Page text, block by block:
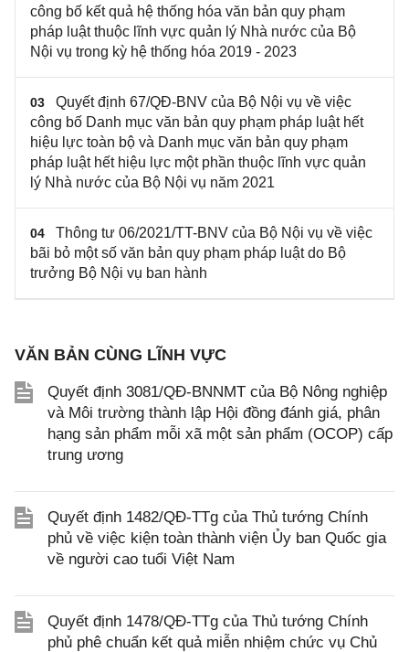
công bố kết quả hệ thống hóa văn bản quy phạm
pháp luật thuộc lĩnh vực quản lý Nhà nước của Bộ
Nội vụ trong kỳ hệ thống hóa 2019 - 2023
03
Quyết định 67/QĐ-BNV của Bộ Nội vụ về việc
công bố Danh mục văn bản quy phạm pháp luật hết
hiệu lực toàn bộ và Danh mục văn bản quy phạm
pháp luật hết hiệu lực một phần thuộc lĩnh vực quản
lý Nhà nước của Bộ Nội vụ năm 2021
04
Thông tư 06/2021/TT-BNV của Bộ Nội vụ về việc
bãi bỏ một số văn bản quy phạm pháp luật do Bộ
trưởng Bộ Nội vụ ban hành
VĂN BẢN CÙNG LĨNH VỰC
Quyết định 3081/QĐ-BNNMT của Bộ Nông nghiệp
và Môi trường thành lập Hội đồng đánh giá, phân
hạng sản phẩm mỗi xã một sản phẩm (OCOP) cấp
trung ương
Quyết định 1482/QĐ-TTg của Thủ tướng Chính
phủ về việc kiện toàn thành viện Ủy ban Quốc gia
về người cao tuổi Việt Nam
Quyết định 1478/QĐ-TTg của Thủ tướng Chính
phủ phê chuẩn kết quả miễn nhiệm chức vụ Chủ